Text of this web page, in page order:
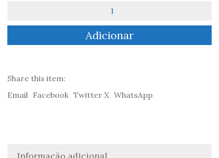
Identidade
Design
Raquel
Ferreira
Adicionar
Share this item:
Email Facebook Twitter X WhatsApp
Informação adicional